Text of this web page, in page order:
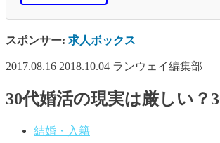
スポンサー: 求人ボックス
2017.08.16 2018.10.04 ランウェイ編集部
30代婚活の現実は厳しい？
結婚・入籍